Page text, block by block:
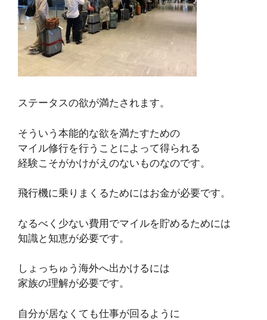
ステータスの欲が満たされます。
そういう本能的な欲を満たすための
マイル修行を行うことによって得られる
経験こそがかけがえのないものなのです。
飛行機に乗りまくるためにはお金が必要です。
なるべく少ない費用でマイルを貯めるためには
知識と知恵が必要です。
しょっちゅう海外へ出かけるには
家族の理解が必要です。
自分が居なくても仕事が回るように